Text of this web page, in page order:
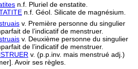
n.f. Pluriel de enstatite.
n.f. Géol. Silicate de magnésium.
v. Première personne du singulier
de l’indicatif de menstruer.
v. Deuxième personne du singulier
de l’indicatif de menstruer.
v. (p.p.inv. mais menstrué adj.)
Avoir ses règles.